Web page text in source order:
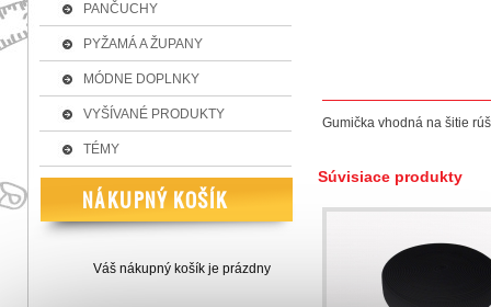
PANČUCHY
PYŽAMÁ A ŽUPANY
MÓDNE DOPLNKY
VYŠÍVANÉ PRODUKTY
TÉMY
Váš nákupný košík je prázdny
Gumička vhodná na šitie
Súvisiace produkty